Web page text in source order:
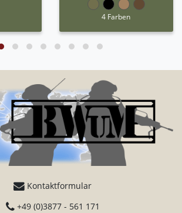
4 Farben
Kontaktformular
+49 (0)3877 - 561 171